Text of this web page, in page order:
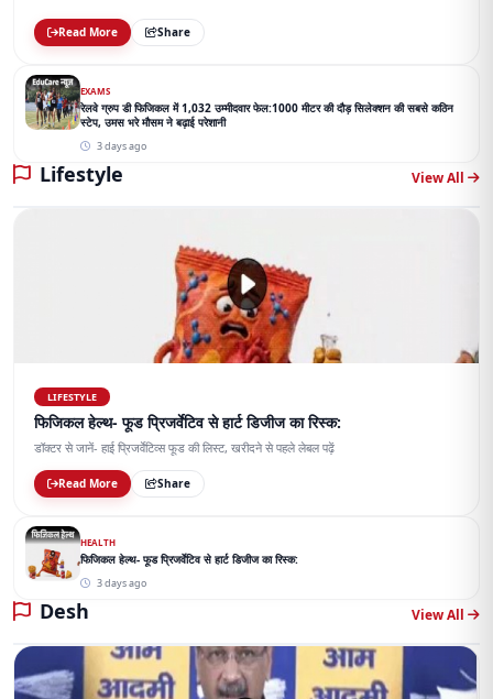
Read More Share
EXAMS
रेलवे ग्रुप डी फिजिकल में 1,032 उम्मीदवार फेल:1000 मीटर की दौड़ सिलेक्शन की सबसे कठिन
स्टेप, उमस भरे मौसम ने बढ़ाई परेशानी
3 days ago
Lifestyle View All
LIFESTYLE
फिजिकल हेल्थ- फूड प्रिजर्वेटिव से हार्ट डिजीज का रिस्क:
डॉक्टर से जानें- हाई प्रिजर्वेटिव्स फूड की लिस्ट, खरीदने से पहले लेबल पढ़ें
Read More Share
HEALTH
फिजिकल हेल्थ- फूड प्रिजर्वेटिव से हार्ट डिजीज का रिस्क:
3 days ago
Desh View All